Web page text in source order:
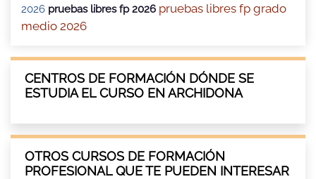
2026 pruebas libres fp 2026 pruebas libres fp grado
medio 2026
CENTROS DE FORMACIÓN DÓNDE SE
ESTUDIA EL CURSO EN ARCHIDONA
OTROS CURSOS DE FORMACIÓN
PROFESIONAL QUE TE PUEDEN INTERESAR